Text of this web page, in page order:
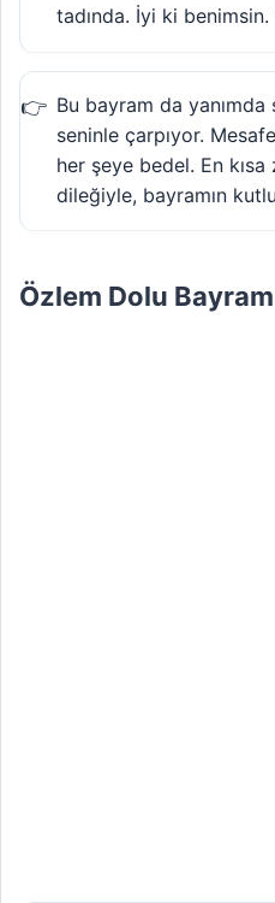
tadında. İyi ki benimsin.
Bu bayram da
seninle çarpıyor.
her şeye bedel. En
dileğiyle, bayramın
Özlem Dolu